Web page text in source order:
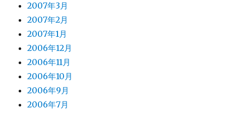
2007年3月
2007年2月
2007年1月
2006年12月
2006年11月
2006年10月
2006年9月
2006年7月